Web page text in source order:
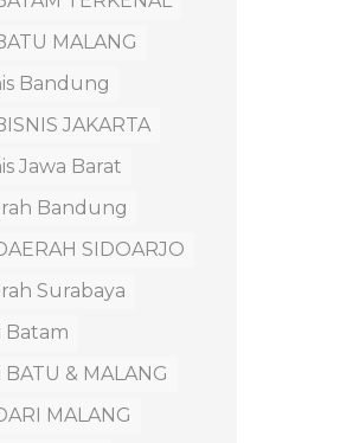
MALANG
Bandung
JAKARTA
Jawa Barat
Bandung
SIDOARJO
Surabaya
Batam
& MALANG
MALANG